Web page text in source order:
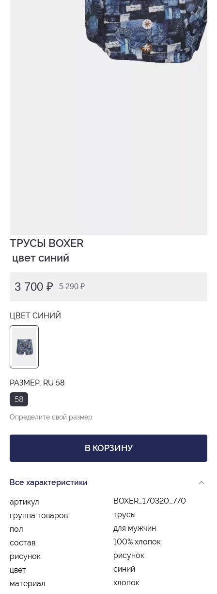
ТРУСЫ BOXER
цвет синий
3 700 ₽ 5 290 ₽
ЦВЕТ СИНИЙ
РАЗМЕР, RU 58
58
Определите свой размер
В КОРЗИНУ
Все характеристики
артикул
BOXER_170320_770
группа товаров
трусы
пол
для мужчин
состав
100% хлопок
рисунок
рисунок
цвет
синий
материал
хлопок